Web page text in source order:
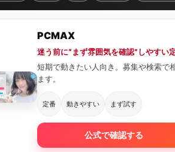
PCMAX
迷う前に“まず雰囲気を確認”しやすい
短期で動きたい人向き。募集や検索で
ます。
定番 動きやすい まず試す
公式で確認する